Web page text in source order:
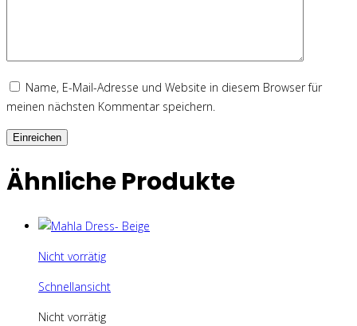
Name, E-Mail-Adresse und Website in diesem Browser für
meinen nächsten Kommentar speichern.
Ähnliche Produkte
Nicht vorrätig
Schnellansicht
Nicht vorrätig